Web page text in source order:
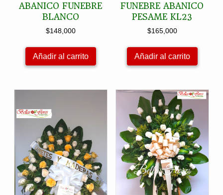
ABANICO FUNEBRE
BLANCO
$148,000
Añadir al carrito
FUNEBRE ABANICO
PESAME KL23
$165,000
Añadir al carrito